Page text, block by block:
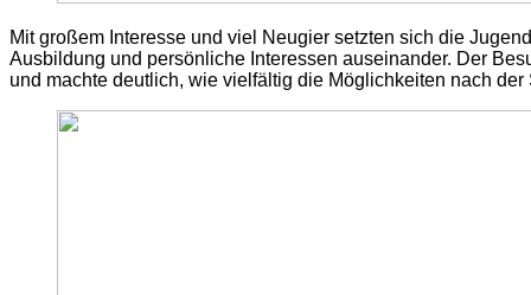
Mit großem Interesse und viel Neugier setzten sich die
Ausbildung und persönliche Interessen auseinander. Der
und machte deutlich, wie vielfältig die Möglichkeiten nach der